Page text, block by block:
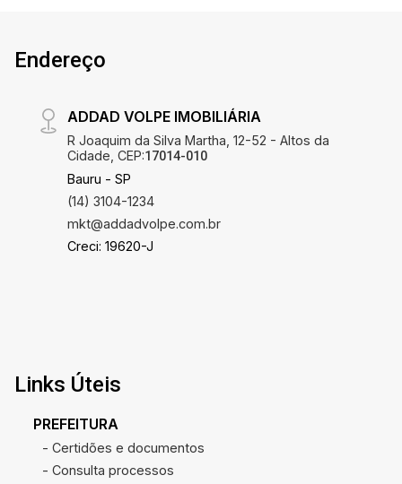
Endereço
ADDAD VOLPE IMOBILIÁRIA
R Joaquim da Silva Martha, 12-52 - Altos da
Cidade, CEP:17014-010
Bauru - SP
(14) 3104-1234
mkt@addadvolpe.com.br
Creci: 19620-J
Links Úteis
PREFEITURA
- Certidões e documentos
- Consulta processos